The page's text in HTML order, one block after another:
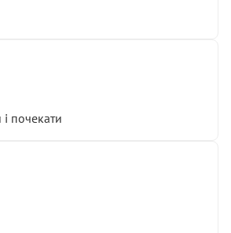
почекати